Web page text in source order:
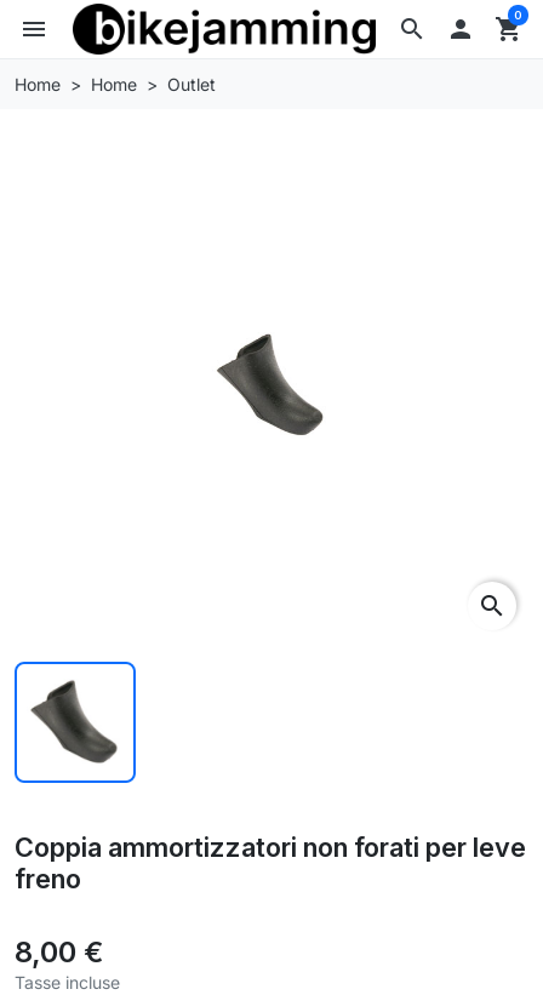
search
menu  shopping_cart
0
Home Home Outlet
search
Coppia ammortizzatori non forati per leve
freno
8,00 €
Tasse incluse